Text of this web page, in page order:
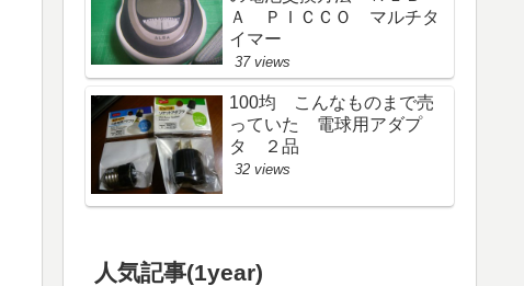
Ａ ＰＩＣＣＯ マルチタ
イマー
37 views
100均 こんなものまで売
っていた 電球用アダプ
タ ２品
32 views
人気記事(1year)